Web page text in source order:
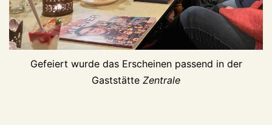
Gefeiert wurde das Erscheinen passend in der
Gaststätte Zentrale